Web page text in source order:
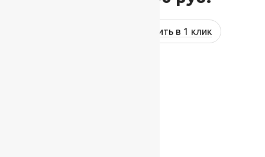
Купить в 1 клик